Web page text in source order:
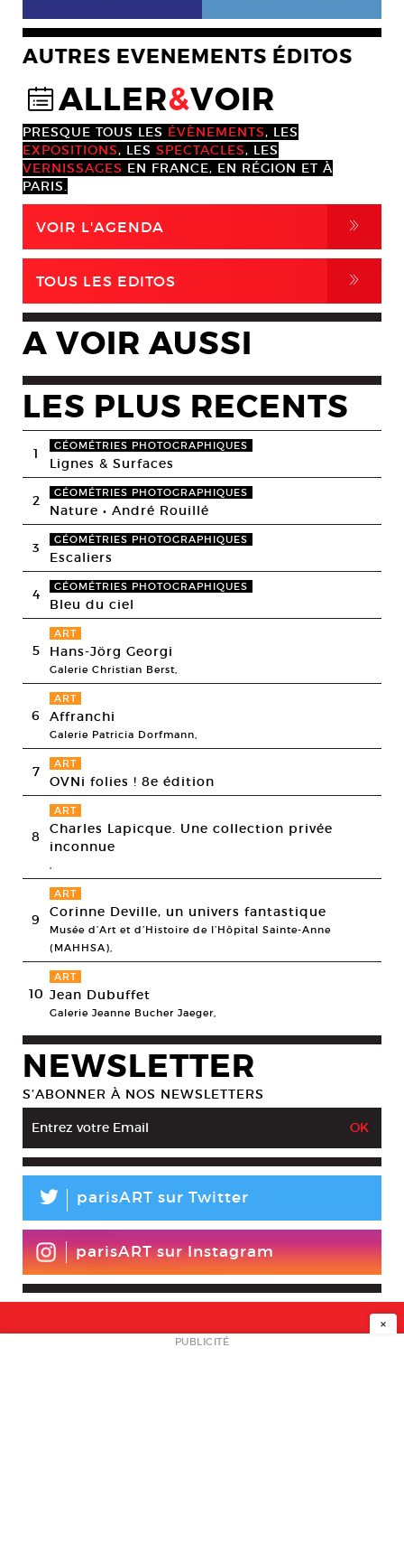
AUTRES EVENEMENTS ÉDITOS
@ALLER&VOIR
PRESQUE TOUS LES ÉVÈNEMENTS, LES
EXPOSITIONS, LES SPECTACLES, LES
VERNISSAGES EN FRANCE, EN RÉGION ET À
PARIS.
VOIR L'AGENDA ,
TOUS LES EDITOS ,
A VOIR AUSSI
LES PLUS RECENTS
1 GÉOMÉTRIES PHOTOGRAPHIQUES
Lignes & Surfaces
2 GÉOMÉTRIES PHOTOGRAPHIQUES
Nature • André Rouillé
3 GÉOMÉTRIES PHOTOGRAPHIQUES
Escaliers
4 GÉOMÉTRIES PHOTOGRAPHIQUES
Bleu du ciel
5
ART
Hans-Jörg Georgi
Galerie Christian Berst,
6
ART
Affranchi
Galerie Patricia Dorfmann,
7 ART
OVNi folies ! 8e édition
8
ART
Charles Lapicque. Une collection privée
inconnue
,
9
ART
Corinne Deville, un univers fantastique
Musée d’Art et d’Histoire de l’Hôpital Sainte-Anne
(MAHHSA),
10
ART
Jean Dubuffet
Galerie Jeanne Bucher Jaeger,
NEWSLETTER
S’ABONNER À NOS NEWSLETTERS
L parisART sur Twitter
parisART sur Instagram
NEWSLETTER
×
PUBLICITÉ